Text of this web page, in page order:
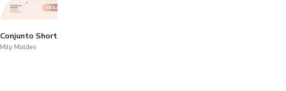
Conjunto Short e Blusa Bali
Mily Moldes